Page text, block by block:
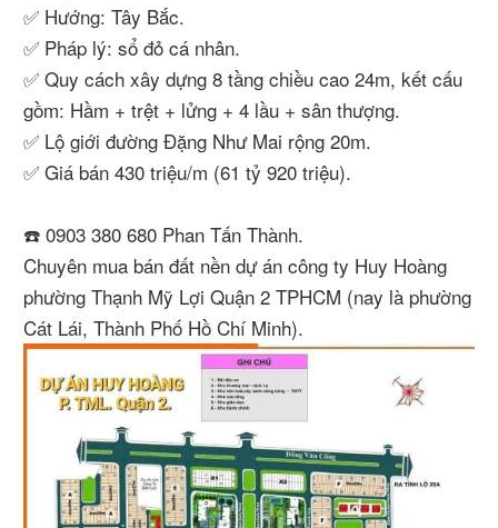
✅ Hướng: Tây Bắc.
✅ Pháp lý: sổ đỏ cá nhân.
✅ Quy cách xây dựng 8 tầng chiều cao 24m, kết cấu
gồm: Hầm + trệt + lửng + 4 lầu + sân thượng.
✅ Lộ giới đường Đặng Như Mai rộng 20m.
✅ Giá bán 430 triệu/m (61 tỷ 920 triệu).
☎️ 0903 380 680 Phan Tấn Thành.
Chuyên mua bán đất nền dự án công ty Huy Hoàng
phường Thạnh Mỹ Lợi Quận 2 TPHCM (nay là phường
Cát Lái, Thành Phố Hồ Chí Minh).